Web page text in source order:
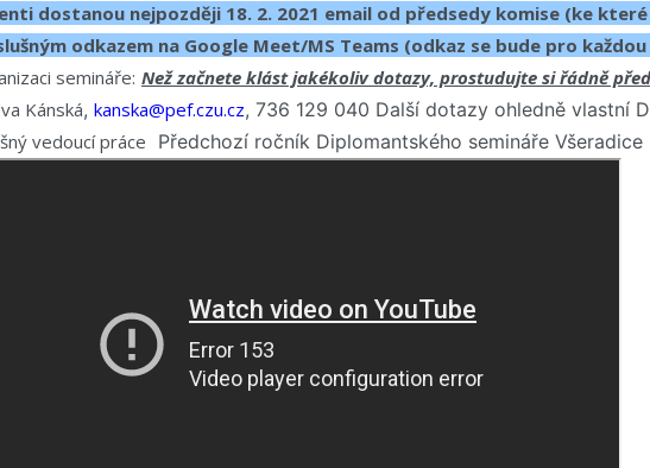
dostanou nejpozději 18. 2. 2021 email od předsedy komise (ke
odkazem na Google Meet/MS Teams (odkaz se bude pro
semináře: Než začnete klást jakékoliv dotazy, prostudujte si řádně
Kánská, kanska@pef.czu.cz, 736 129 040 Další dotazy ohledně vlastní
vedoucí práce Předchozí ročník Diplomantského semináře Všeradice